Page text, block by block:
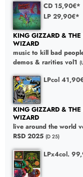
CD 15,90€*
LP 29,90€*
KING GIZZARD & THE
WIZARD
music to kill bad
demos & rarities vol1
LPcol
KING GIZZARD & THE
WIZARD
live around the world
RSD 2025 (D 25)
LPx4col.